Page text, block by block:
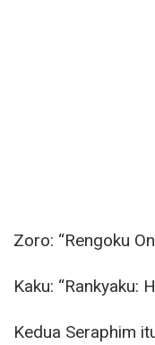
Zoro: “Rengoku
Kaku: “Rankyaku:
Kedua Seraphim